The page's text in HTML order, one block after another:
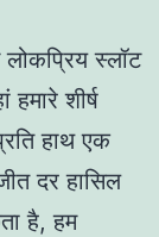
स्लॉट
शीर्ष
हाथ एक
दर हासिल
है, हम